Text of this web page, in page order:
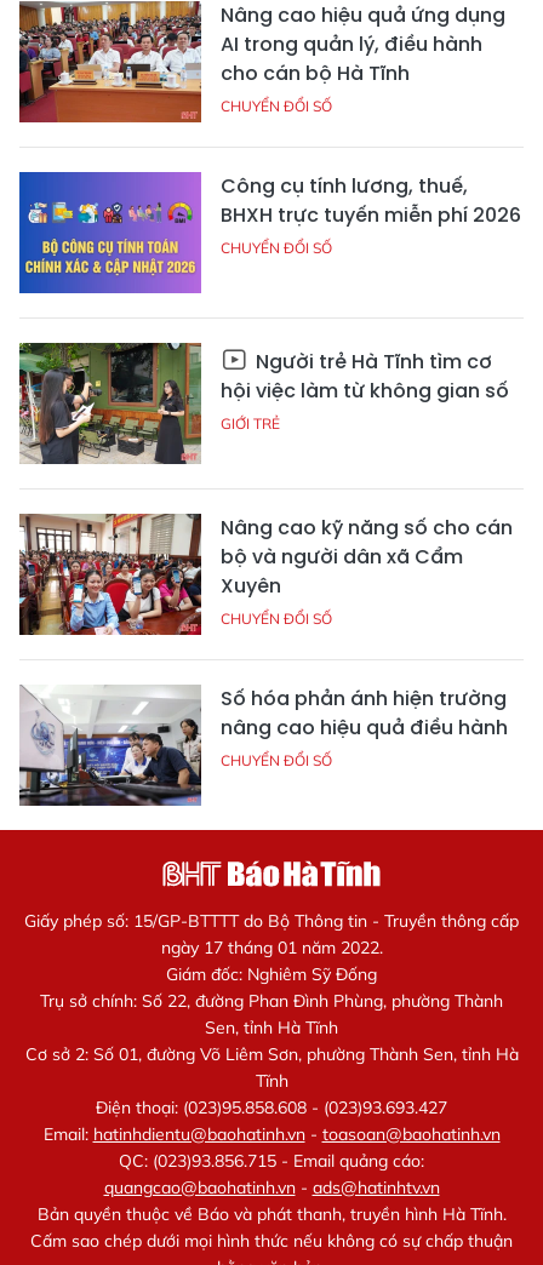
Nâng cao hiệu quả ứng dụng
AI trong quản lý, điều hành
cho cán bộ Hà Tĩnh
CHUYỂN ĐỔI SỐ
Công cụ tính lương, thuế,
BHXH trực tuyến miễn phí 2026
CHUYỂN ĐỔI SỐ
Người trẻ Hà Tĩnh tìm cơ
hội việc làm từ không gian số
GIỚI TRẺ
Nâng cao kỹ năng số cho cán
bộ và người dân xã Cẩm
Xuyên
CHUYỂN ĐỔI SỐ
Số hóa phản ánh hiện trường
nâng cao hiệu quả điều hành
CHUYỂN ĐỔI SỐ
Giấy phép số: 15/GP-BTTTT do Bộ Thông tin - Truyền thông cấp
ngày 17 tháng 01 năm 2022.
Giám đốc: Nghiêm Sỹ Đống
Trụ sở chính: Số 22, đường Phan Đình Phùng, phường Thành
Sen, tỉnh Hà Tĩnh
Cơ sở 2: Số 01, đường Võ Liêm Sơn, phường Thành Sen, tỉnh Hà
Tĩnh
Điện thoại: (023)95.858.608 - (023)93.693.427
Email: hatinhdientu@baohatinh.vn- toasoan@baohatinh.vn
QC: (023)93.856.715 - Email quảng cáo:
quangcao@baohatinh.vn- ads@hatinhtv.vn
Bản quyền thuộc về Báo và phát thanh, truyền hình Hà Tĩnh.
Cấm sao chép dưới mọi hình thức nếu không có sự chấp thuận